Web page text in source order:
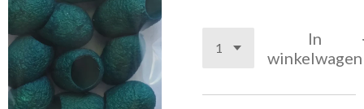
In
winkelwagen